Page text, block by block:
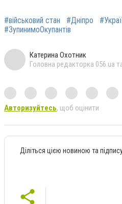
#військовий стан #Дніпро
#ЗупинимоОкупантів
Катерина Охотник
Головна редакторка 056.ua
Авторизуйтесь, щоб оцінити
Діліться цією новиною та